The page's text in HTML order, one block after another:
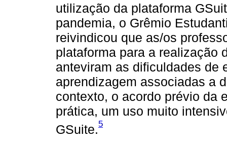
utilização da plataforma
pandemia, o Grêmio
reivindicou que as/os
plataforma para a realização
anteviram as dificuldades de
aprendizagem associadas a
contexto, o acordo prévio da
prática, um uso muito
GSuite.5